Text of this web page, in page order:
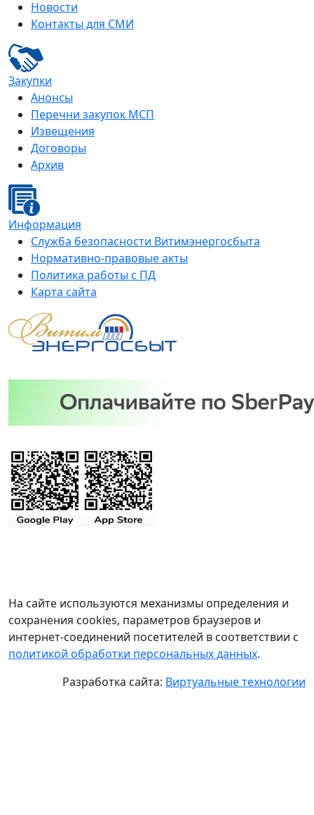
Новости
Контакты для СМИ
Закупки
Анонсы
Перечни закупок МСП
Извещения
Договоры
Архив
Информация
Служба безопасности Витимэнергосбыта
Нормативно-правовые акты
Политика работы с ПД
Карта сайта
На сайте используются механизмы определения и
сохранения cookies, параметров браузеров и
интернет-соединений посетителей в соответствии с
политикой обработки персональных данных.
Разработка сайта: Виртуальные технологии